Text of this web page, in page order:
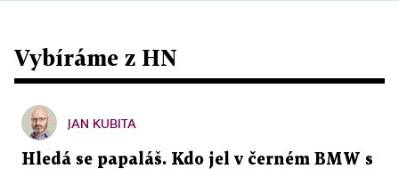
Vybíráme z HN
JAN KUBITA
Hledá se papaláš. Kdo jel v černém BMW s